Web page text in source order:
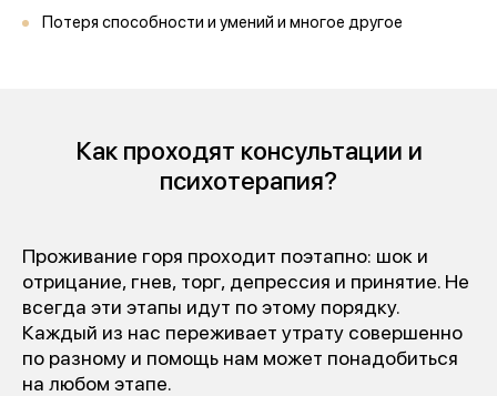
Потеря способности и умений и многое другое
Как проходят консультации и
психотерапия?
Проживание горя проходит поэтапно: шок и
отрицание, гнев, торг, депрессия и принятие. Не
всегда эти этапы идут по этому порядку.
Каждый из нас переживает утрату совершенно
по разному и помощь нам может понадобиться
на любом этапе.